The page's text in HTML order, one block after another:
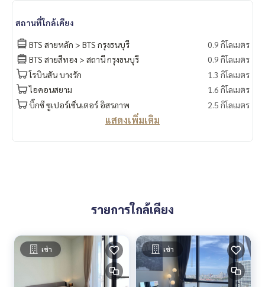
Fully furnished and ready to move at anytime
เฟอร์นิเจอร์และเครื่องใช้ไฟฟ้า
✅TV LED
✅แอร์
✅ตู้เย็น
✅ไมโครเวฟ
✅เครื่องซักผ้า
✅เตียง
----------------------------------------
Tel :093-943-4388
What App +6693-943-4388
LINE ID : @BPP2019
สถานที่ใกล้เคียง
BTS สายหลัก > BTS กรุงธนบุรี
0.9 กิโลเมตร
BTS สายสีทอง > สถานี กรุงธนบุรี
0.9 กิโลเมตร
โรบินสัน บางรัก
1.3 กิโลเมตร
ไอคอนสยาม
1.6 กิโลเมตร
บิ๊กซี ซูเปอร์เซ็นเตอร์ อิสรภาพ
2.5 กิโลเมตร
แสดงเพิ่มเติม
รายการใกล้เคียง
เช่า เช่า